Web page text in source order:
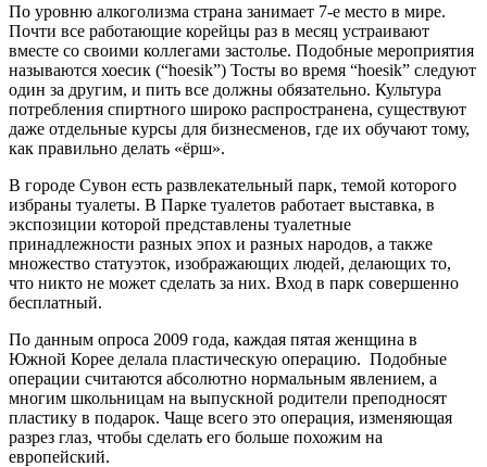
По уровню алкоголизма страна занимает 7-е место в мире.
Почти все работающие корейцы раз в месяц устраивают
вместе со своими коллегами застолье. Подобные мероприятия
называются хоесик (“hoesik”) Тосты во время “hoesik” следуют
один за другим, и пить все должны обязательно. Культура
потребления спиртного широко распространена, существуют
даже отдельные курсы для бизнесменов, где их обучают тому,
как правильно делать «ёрш».
В городе Сувон есть развлекательный парк, темой которого
избраны туалеты. В Парке туалетов работает выставка, в
экспозиции которой представлены туалетные
принадлежности разных эпох и разных народов, а также
множество статуэток, изображающих людей, делающих то,
что никто не может сделать за них. Вход в парк совершенно
бесплатный.
По данным опроса 2009 года, каждая пятая женщина в
Южной Корее делала пластическую операцию. Подобные
операции считаются абсолютно нормальным явлением, а
многим школьницам на выпускной родители преподносят
пластику в подарок. Чаще всего это операция, изменяющая
разрез глаз, чтобы сделать его больше похожим на
европейский.